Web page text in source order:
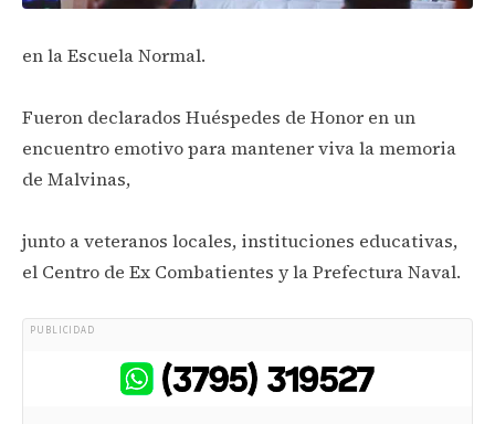
en la Escuela Normal.
Fueron declarados Huéspedes de Honor en un
encuentro emotivo para mantener viva la memoria
de Malvinas,
junto a veteranos locales, instituciones educativas,
el Centro de Ex Combatientes y la Prefectura Naval.
PUBLICIDAD